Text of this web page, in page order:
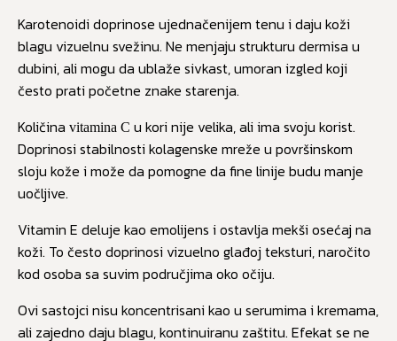
Karotenoidi doprinose ujednačenijem tenu i daju koži
blagu vizuelnu svežinu. Ne menjaju strukturu dermisa u
dubini, ali mogu da ublaže sivkast, umoran izgled koji
često prati početne znake starenja.
Količina vitamina C u kori nije velika, ali ima svoju korist.
Doprinosi stabilnosti kolagenske mreže u površinskom
sloju kože i može da pomogne da fine linije budu manje
uočljive.
Vitamin E deluje kao emolijens i ostavlja mekši osećaj na
koži. To često doprinosi vizuelno glađoj teksturi, naročito
kod osoba sa suvim područjima oko očiju.
Ovi sastojci nisu koncentrisani kao u serumima i kremama,
ali zajedno daju blagu, kontinuiranu zaštitu. Efekat se ne